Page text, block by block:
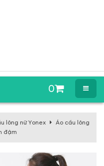
0
lông nữ Yonex
Áo cầu lông
đậm